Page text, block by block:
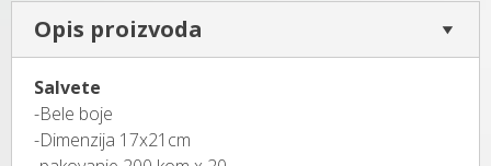
Opis proizvoda
Salvete
-Bele boje
-Dimenzija 17x21cm